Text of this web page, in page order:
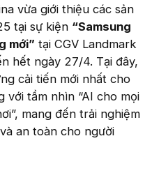
vừa giới thiệu các sản
tại sự kiện “Samsung
mới” tại CGV Landmark
hết ngày 27/4. Tại đây,
cải tiến mới nhất cho
với tầm nhìn “AI cho mọi
mang đến trải nghiệm
an toàn cho người